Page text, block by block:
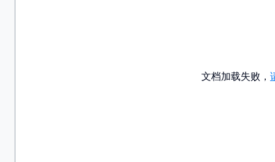
文档加载失败，